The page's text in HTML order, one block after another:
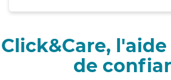
Click&Care,
de